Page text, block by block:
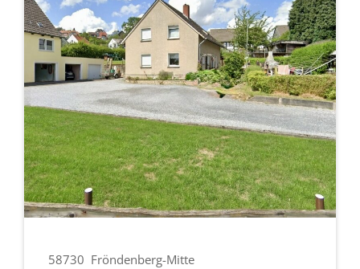
58730 Fröndenberg-Mitte